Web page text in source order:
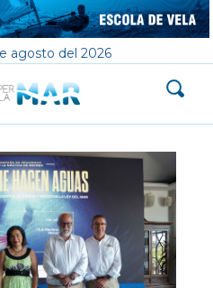
agosto del 2026